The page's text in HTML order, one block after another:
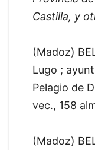
Castilla, y
(Madoz)
Lugo ;
Pelagio de
vec., 158
(Madoz)